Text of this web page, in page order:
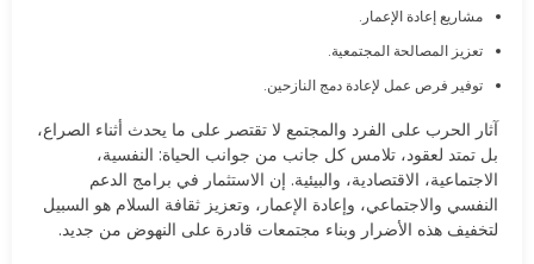
مشاريع إعادة الإعمار.
تعزيز المصالحة المجتمعية.
توفير فرص عمل لإعادة دمج النازحين.
آثار الحرب على الفرد والمجتمع لا تقتصر على ما يحدث أثناء الصراع،
بل تمتد لعقود، تلامس كل جانب من جوانب الحياة: النفسية،
الاجتماعية، الاقتصادية، والبيئية. إن الاستثمار في برامج الدعم
النفسي والاجتماعي، وإعادة الإعمار، وتعزيز ثقافة السلام هو السبيل
لتخفيف هذه الأضرار وبناء مجتمعات قادرة على النهوض من جديد.